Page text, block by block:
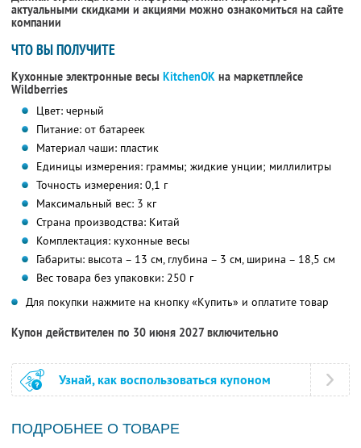
актуальными скидками и акциями можно ознакомиться на сайте
компании
ЧТО ВЫ ПОЛУЧИТЕ
Кухонные электронные весы KitchenOK на маркетплейсе
Wildberries
Цвет: черный
Питание: от батареек
Материал чаши: пластик
Единицы измерения: граммы; жидкие унции; миллилитры
Точность измерения: 0,1 г
Максимальный вес: 3 кг
Страна производства: Китай
Комплектация: кухонные весы
Габариты: высота – 13 см, глубина – 3 см, ширина – 18,5 см
Вес товара без упаковки: 250 г
Для покупки нажмите на кнопку «Купить» и оплатите товар
Купон действителен по 30 июня 2027 включительно
Узнай, как воспользоваться купоном
ПОДРОБНЕЕ О ТОВАРЕ